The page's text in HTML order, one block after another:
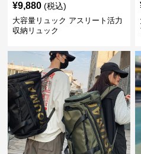
¥9,880 (税込)
大容量リュック アスリート活力
収納リュック